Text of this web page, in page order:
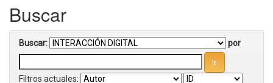
Buscar
Buscar: por
Filtros actuales: